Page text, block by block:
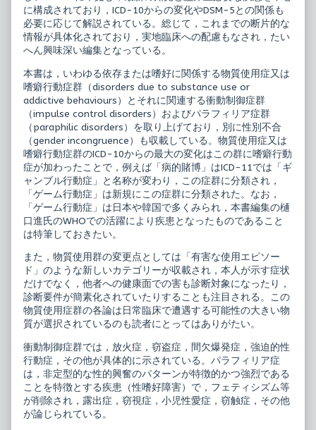
物
質
使
用
症
又
は
嗜
癖
行
動
症
群
性
別
不
合
published
on
神
疾
患
の
臨
床
物
質
使
用
症
又
は
嗜
癖
行
動
症
群
性
別
不
に構成されており，ICD-10からの変化やDSM-5との関係も
必要に応じて解説されている。総じて，これまでの断片的な
情報が具体化されており，実地臨床への配慮もなされ，たい
へん興味深い編集となっている。
本書は，いわゆる依存または嗜好に関係する物質使用症又は
嗜癖行動症群（disorders due to substance use or
addictive behaviours）とそれに関連する衝動制御症群
（impulse control disorders）およびパラフィリア症群
（paraphilic disorders）を取り上げており，別に性別不合
（gender incongruence）も収載している。物質使用症又は
嗜癖行動症群のICD-10からの最大の変化はこの群に嗜癖行動
症が加わったことで，例えば「病的賭博」はICD-11では「ギ
ャンブル行動症」と名称が変わり，この症群に分類され，
「ゲーム行動症」は新規にこの症群に分類された。なお，
「ゲーム行動症」は日本や韓国で多くみられ，本書編集の樋
口進氏のWHOでの活躍により疾患となったものであること
は特筆しておきたい。
また，物質使用群の変更点としては「有害な使用エピソー
ド」のような新しいカテゴリーが収載され，本人が示す症状
だけでなく，他者への健康面での害も診断対象になったり，
診断要件が簡素化されていたりすることも注目される。この
物質使用症群の各論は日常臨床で遭遇する可能性の大きい物
質が選択されているのも読者にとってはありがたい。
衝動制御症群では，放火症，窃盗症，間欠爆発症，強迫的性
行動症，その他が具体的に示されている。パラフィリア症
は，非定型的な性的興奮のパターンが特徴的かつ強烈である
ことを特徴とする疾患（性嗜好障害）で，フェティシズム等
が削除され，露出症，窃視症，小児性愛症，窃触症，その他
が論じられている。